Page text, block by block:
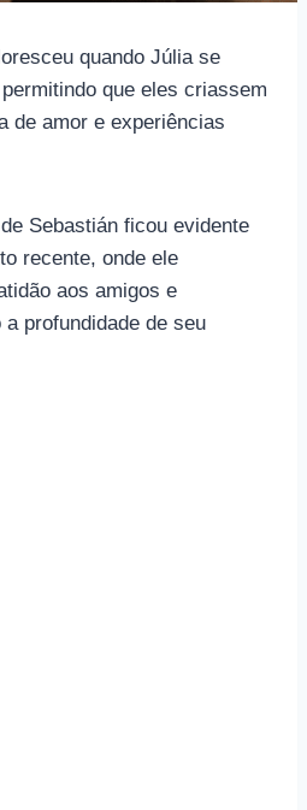
quando Júlia se
que eles criassem
de amor e experiências
Sebastián ficou evidente
recente, onde ele
aos amigos e
profundidade de seu